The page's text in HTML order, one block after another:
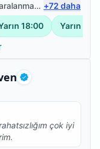
,Protez
+72 daha
18:00 Yarın
Doğrulanmış
çok iyi